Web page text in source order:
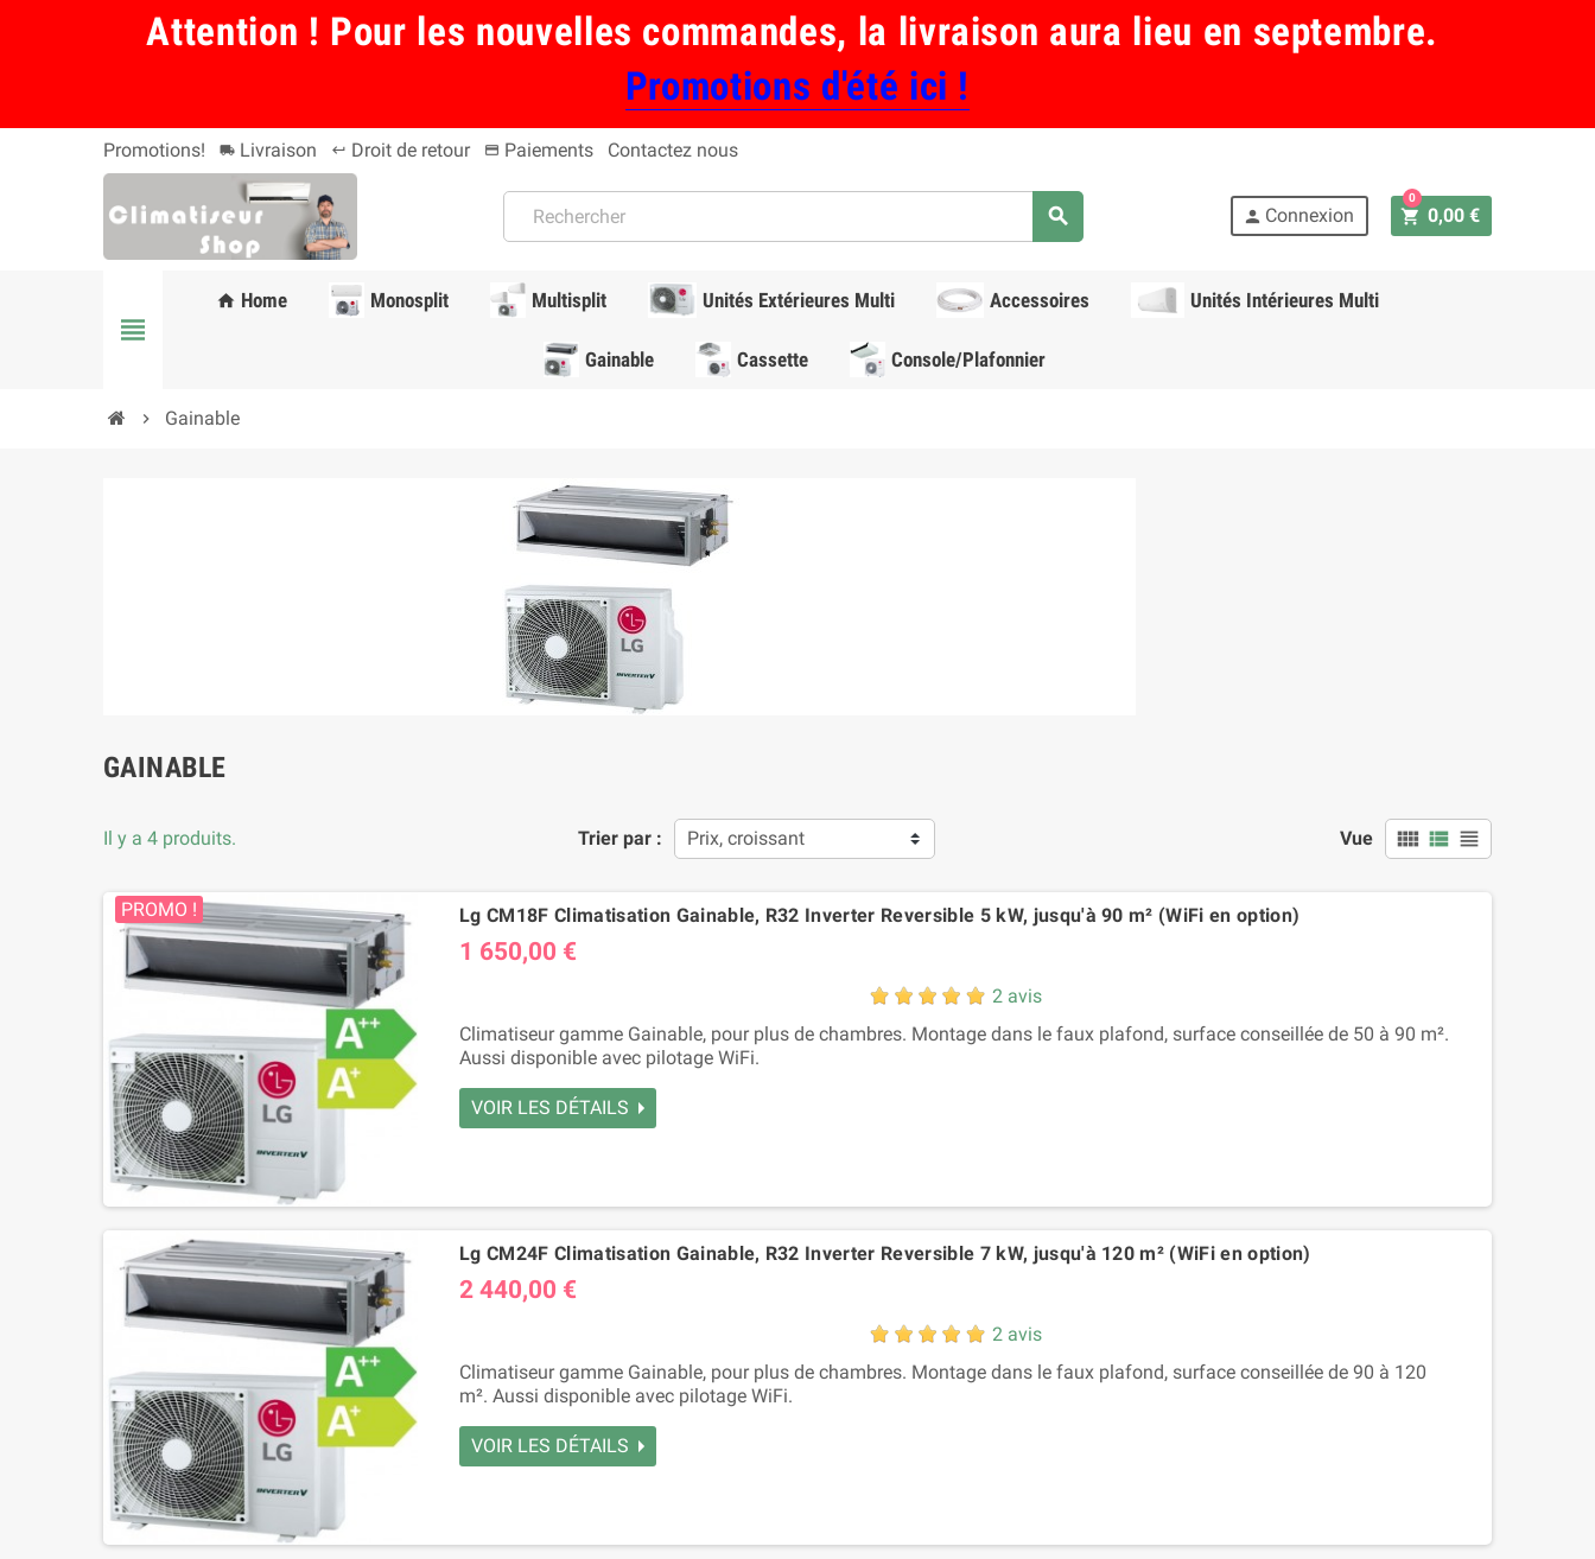
Attention ! Pour les nouvelles commandes, la livraison aura lieu en septembre.
Promotions d'été ici !
Promotions! local_shipping Livraison keyboard_return Droit de retour payment Paiements Contactez nous
search person Connexion shopping_cart 0,00 €
0
view_headline
home Home Monosplit Multisplit Unités Extérieures Multi Accessoires Unités Intérieures Multi
Gainable Cassette Console/Plafonnier
chevron_right Gainable
GAINABLE
Trier par : Prix, croissant Vue view_comfy view_list view_headline
Il y a 4 produits.
PROMO ! Lg CM18F Climatisation Gainable, R32 Inverter Reversible 5 kW, jusqu'à 90 m² (WiFi en option)
1 650,00 €
2 avis
Climatiseur gamme Gainable, pour plus de chambres. Montage dans le faux plafond, surface conseillée de 50 à 90 m².
Aussi disponible avec pilotage WiFi.
VOIR LES DÉTAILS
Lg CM24F Climatisation Gainable, R32 Inverter Reversible 7 kW, jusqu'à 120 m² (WiFi en option)
2 440,00 €
2 avis
Climatiseur gamme Gainable, pour plus de chambres. Montage dans le faux plafond, surface conseillée de 90 à 120
m². Aussi disponible avec pilotage WiFi.
VOIR LES DÉTAILS